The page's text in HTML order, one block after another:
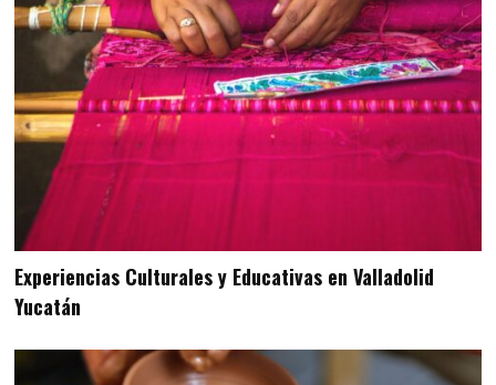
Experiencias Culturales y Educativas en Valladolid
Yucatán